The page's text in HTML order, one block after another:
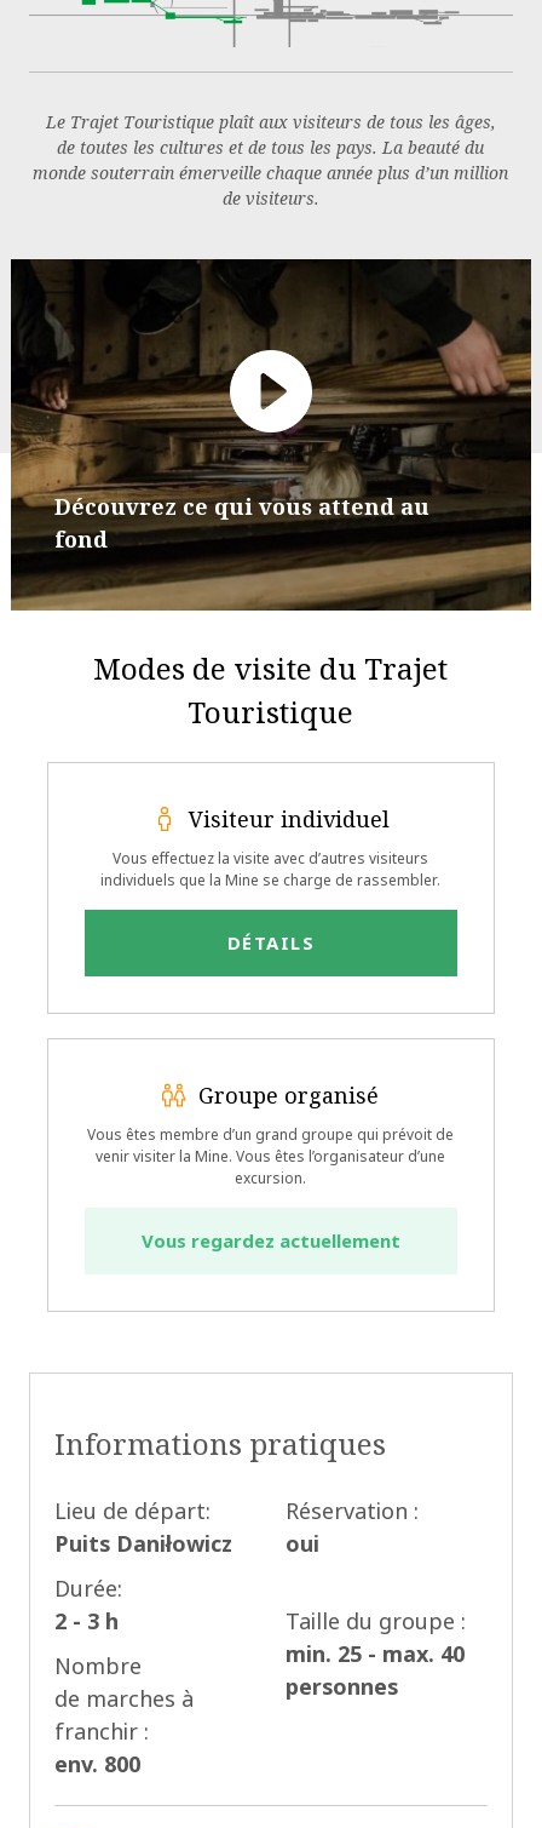
Le Trajet Touristique plaît aux visiteurs de tous les âges,
de toutes les cultures et de tous les pays. La beauté du
monde souterrain émerveille chaque année plus d’un million
de visiteurs.
Découvrez ce qui vous attend au
fond
Modes de visite du Trajet
Touristique
Visiteur individuel
Vous effectuez la visite avec d’autres visiteurs
individuels que la Mine se charge de rassembler.
DÉTAILS
Groupe organisé
Vous êtes membre d’un grand groupe qui prévoit de
venir visiter la Mine. Vous êtes l’organisateur d’une
excursion.
Vous regardez actuellement
Informations pratiques
Lieu de départ:
Puits Daniłowicz
Durée:
2 - 3 h
Nombre
de marches à
franchir :
env. 800
Réservation :
oui
Taille du groupe :
min. 25 - max. 40
personnes